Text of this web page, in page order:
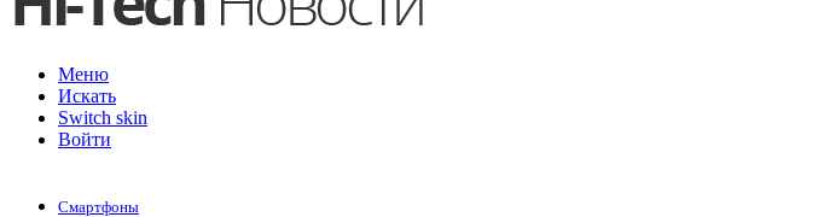
Меню
Искать
Switch skin
Войти
Смартфоны